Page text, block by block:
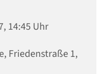
14:45 Uhr
Friedenstraße 1,